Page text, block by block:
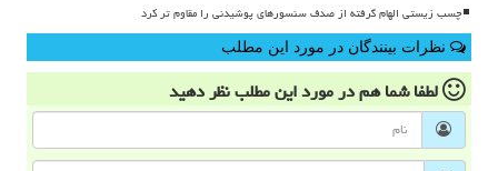
چسب زیستی الهام گرفته از صدف سنسورهای پوشیدنی را مقاوم تر کرد
نظرات بینندگان در مورد این مطلب
لطفا شما همدر مورد این مطلبنظر دهید